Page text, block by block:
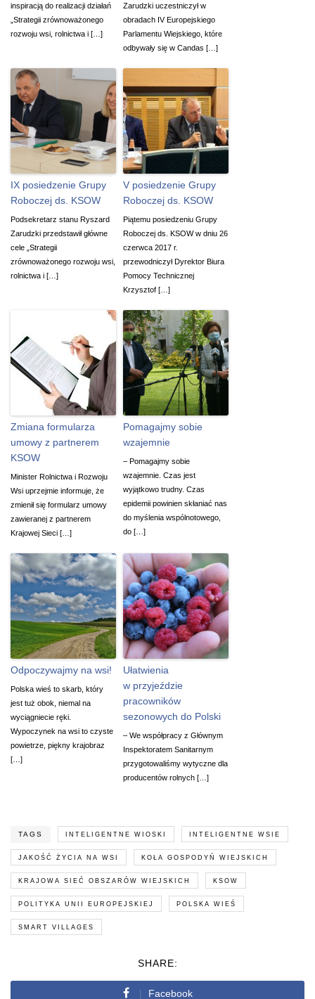
inspiracją do realizacji działań
„Strategii zrównoważonego
rozwoju wsi, rolnictwa i […]
Zarudzki uczestniczył w
obradach IV Europejskiego
Parlamentu Wiejskiego, które
odbywały się w Candas […]
IX posiedzenie Grupy
Roboczej ds. KSOW
Podsekretarz stanu Ryszard
Zarudzki przedstawił główne
cele „Strategii
zrównoważonego rozwoju wsi,
rolnictwa i […]
V posiedzenie Grupy
Roboczej ds. KSOW
Piątemu posiedzeniu Grupy
Roboczej ds. KSOW w dniu 26
czerwca 2017 r.
przewodniczył Dyrektor Biura
Pomocy Technicznej
Krzysztof […]
Zmiana formularza
umowy z partnerem
KSOW
Minister Rolnictwa i Rozwoju
Wsi uprzejmie informuje, że
zmienił się formularz umowy
zawieranej z partnerem
Krajowej Sieci […]
Pomagajmy sobie
wzajemnie
– Pomagajmy sobie
wzajemnie. Czas jest
wyjątkowo trudny. Czas
epidemii powinien skłaniać nas
do myślenia wspólnotowego,
do […]
Odpoczywajmy na wsi!
Polska wieś to skarb, który
jest tuż obok, niemal na
wyciągniecie ręki.
Wypoczynek na wsi to czyste
powietrze, piękny krajobraz
[…]
Ułatwienia
w przyjeździe
pracowników
sezonowych do Polski
– We współpracy z Głównym
Inspektoratem Sanitarnym
przygotowaliśmy wytyczne dla
producentów rolnych […]
TAGS INTELIGENTNE WIOSKI INTELIGENTNE WSIE
JAKOŚĆ ŻYCIA NA WSI KOŁA GOSPODYŃ WIEJSKICH
KRAJOWA SIEĆ OBSZARÓW WIEJSKICH KSOW
POLITYKA UNII EUROPEJSKIEJ POLSKA WIEŚ
SMART VILLAGES
SHARE:
Facebook